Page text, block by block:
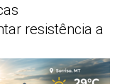
resistência a